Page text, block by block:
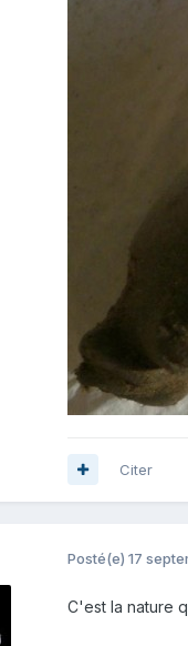
Citer
Posté(e) 17
C'est la nature